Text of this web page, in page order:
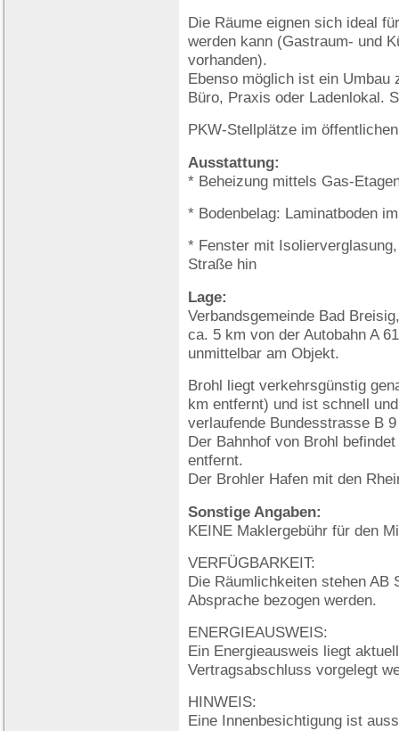
Die Räume eignen sich ideal
werden kann (Gastraum- und
vorhanden).
Ebenso möglich ist ein Umbau
Büro, Praxis oder Ladenlokal.
PKW-Stellplätze im
Ausstattung:
* Beheizung mittels Gas-
* Bodenbelag: Laminatboden
* Fenster mit
Straße hin
Lage:
Verbandsgemeinde Bad
ca. 5 km von der Autobahn A
unmittelbar am Objekt.
Brohl liegt verkehrsgünstig
km entfernt) und ist schnell
verlaufende Bundesstrasse B
Der Bahnhof von Brohl
entfernt.
Der Brohler Hafen mit den
Sonstige Angaben:
KEINE Maklergebühr für den
VERFÜGBARKEIT:
Die Räumlichkeiten stehen AB
Absprache bezogen werden.
ENERGIEAUSWEIS:
Ein Energieausweis liegt
Vertragsabschluss vorgelegt
HINWEIS:
Eine Innenbesichtigung ist